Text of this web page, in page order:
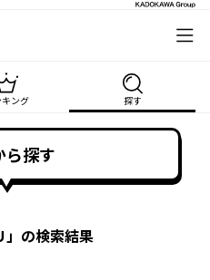
キング 探す
ら探す
」の検索結果